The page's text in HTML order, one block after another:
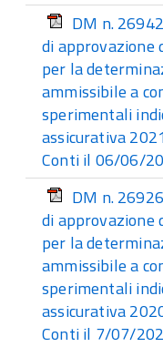
DM n.
di
per la
ammissibile a
sperimentali
assicurativa
Conti il 06/06/
DM n.
di
per la
ammissibile a
sperimentali
assicurativa
Conti il 7/07/